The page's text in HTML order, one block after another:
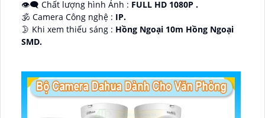
👁️‍🗨 Chất lượng hình Ảnh : FULL HD 1080P .
🕉️ Camera Công nghệ : IP.
🌛 Khi xem thiếu sáng : Hồng Ngoại 10m Hồng Ngoại
SMD.